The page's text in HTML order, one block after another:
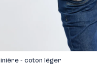
- coton léger